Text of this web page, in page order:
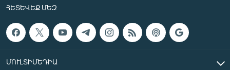
ՀԵՏԵՎԵՔ ՄԵԶ
ՄՈՒԼՏԻՄԵԴԻԱ